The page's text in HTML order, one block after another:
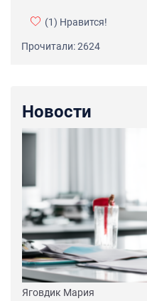
(1) Нравится!
Прочитали: 2624
Новости
Яговдик Мария